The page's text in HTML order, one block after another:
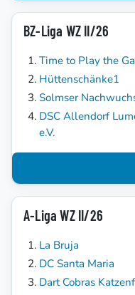
BZ-Liga WZ II/26
Time to Play the
Hüttenschänke1
Solmser
DSC Allendorf
e.V.
A-Liga WZ II/26
La Bruja
DC Santa Maria
Dart Cobras